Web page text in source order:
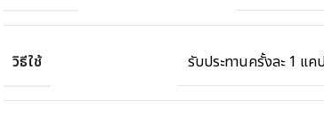
วิธีใช้ รับประทานครั้งละ 1 แ